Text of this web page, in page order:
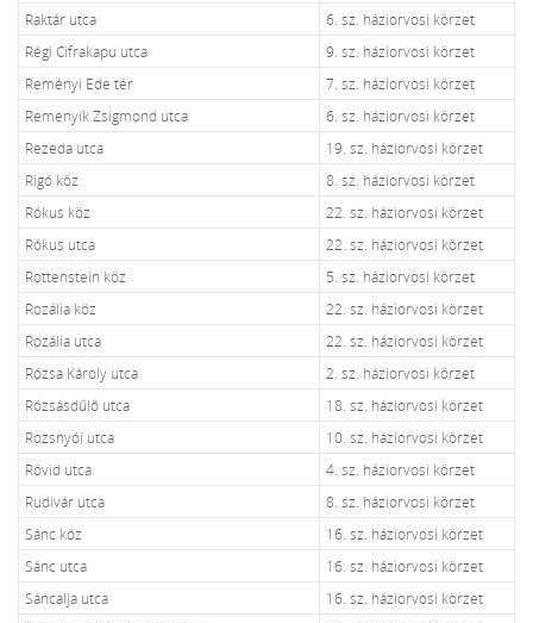
Raktár utca
6. sz. háziorvosi körzet
Régi Cifrakapu utca
9. sz. háziorvosi körzet
Reményi Ede tér
7. sz. háziorvosi körzet
Remenyik Zsigmond utca
6. sz. háziorvosi körzet
Rezeda utca
19. sz. háziorvosi körzet
Rigó köz
8. sz. háziorvosi körzet
Rókus köz
22. sz. háziorvosi körzet
Rókus utca
22. sz. háziorvosi körzet
Rottenstein köz
5. sz. háziorvosi körzet
Rozália köz
22. sz. háziorvosi körzet
Rozália utca
22. sz. háziorvosi körzet
Rózsa Károly utca
2. sz. háziorvosi körzet
Rózsásdűlő utca
18. sz. háziorvosi körzet
Rozsnyói utca
10. sz. háziorvosi körzet
Rövid utca
4. sz. háziorvosi körzet
Rudivár utca
8. sz. háziorvosi körzet
Sánc köz
16. sz. háziorvosi körzet
Sánc utca
16. sz. háziorvosi körzet
Sáncalja utca
16. sz. háziorvosi körzet